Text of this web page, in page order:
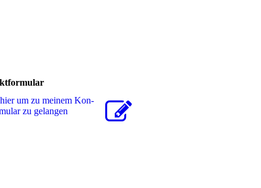
um zu meinem Kon­
zu gelangen